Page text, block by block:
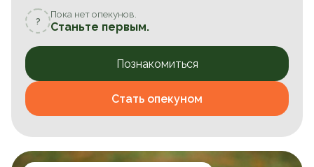
?
Пока нет опекунов.
Станьте первым.
Познакомиться
Стать опекуном